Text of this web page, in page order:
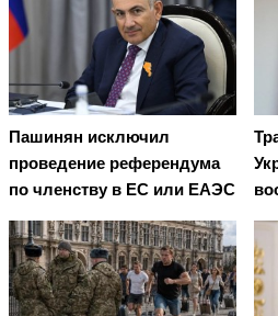
Пашинян исключил
проведение референдума
по членству в ЕС или ЕАЭС